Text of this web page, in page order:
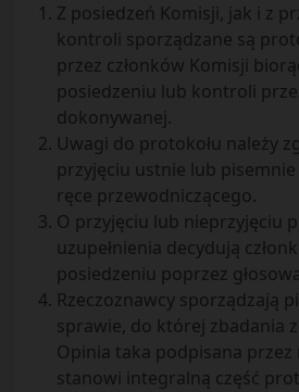
Z posiedzeń Komisji, jak i z
kontroli sporządzane są
przez członków Komisji
posiedzeniu lub kontroli
dokonywanej.
Uwagi do protokołu należy
przyjęciu ustnie lub
ręce przewodniczącego.
O przyjęciu lub nieprzyjęciu
uzupełnienia decydują
posiedzeniu poprzez
Rzeczoznawcy sporządzają
sprawie, do której zbadania
Opinia taka podpisana przez
stanowi integralną część